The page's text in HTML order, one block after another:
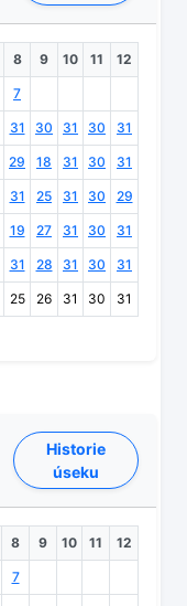
8 9 10 11 12
7
31 30 31 30 31
29 18 31 30 31
31 25 31 30 29
19 27 31 30 31
31 28 31 30 31
25 26 31 30 31
Historie
úseku
8 9 10 11 12
7